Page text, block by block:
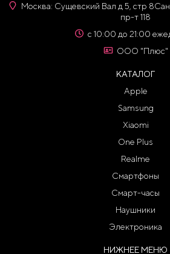
Москва: Сущевский Вал д 5, стр 8
пр-т 118
с 10:00 до 21:00
ООО "Плюс"
КАТАЛОГ
Apple
Samsung
Xiaomi
One Plus
Realme
Смартфоны
Смарт-часы
Наушники
Электроника
НИЖНЕЕ МЕНЮ